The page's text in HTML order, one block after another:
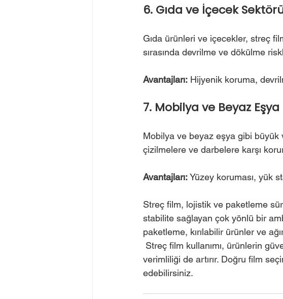
6. Gıda ve İçecek
Gıda ürünleri ve içecekler, streç
sırasında devrilme ve dökülme
Avantajları: Hijyenik koruma,
7. Mobilya ve Beyaz Eşya
Mobilya ve beyaz eşya gibi büyük
çizilmelere ve darbelere karşı
Avantajları: Yüzey koruması, yük
Streç film, lojistik ve paketleme
stabilite sağlayan çok yönlü bir
paketleme, kırılabilir ürünler ve
verimliliği de artırır. Doğru film
edebilirsiniz.